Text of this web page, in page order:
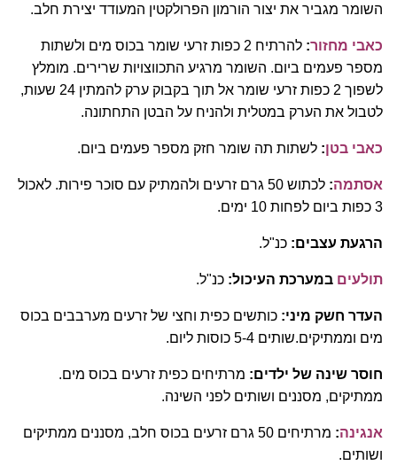
השומר מגביר את יצור הורמון הפרולקטין המעודד יצירת חלב.
כאבי מחזור:
להרתיח 2 כפות זרעי שומר בכוס מים ולשתות
מספר פעמים ביום. השומר מרגיע התכווצויות שרירים. מומלץ
לשפוך 2 כפות זרעי שומר אל תוך בקבוק ערק להמתין 24 שעות,
לטבול את הערק במטלית ולהניח על הבטן התחתונה.
כאבי בטן: לשתות תה שומר חזק מספר פעמים ביום.
אסתמה:
לכתוש 50 גרם זרעים ולהמתיק עם סוכר פירות. לאכול
3 כפות ביום לפחות 10 ימים.
הרגעת עצבים: כנ"ל.
תולעים במערכת העיכול: כנ"ל.
העדר חשק מיני: כותשים כפית וחצי של זרעים מערבבים בכוס
מים וממתיקים.שותים 5-4 כוסות ליום.
חוסר שינה של ילדים: מרתיחים כפית זרעים בכוס מים.
ממתיקים, מסננים ושותים לפני השינה.
אנגינה:
מרתיחים 50 גרם זרעים בכוס חלב, מסננים ממתיקים
ושותים.